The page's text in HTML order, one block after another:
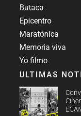
Butaca
Epicentro
Maratónica
Memoria viva
Yo filmo
ULTIMAS